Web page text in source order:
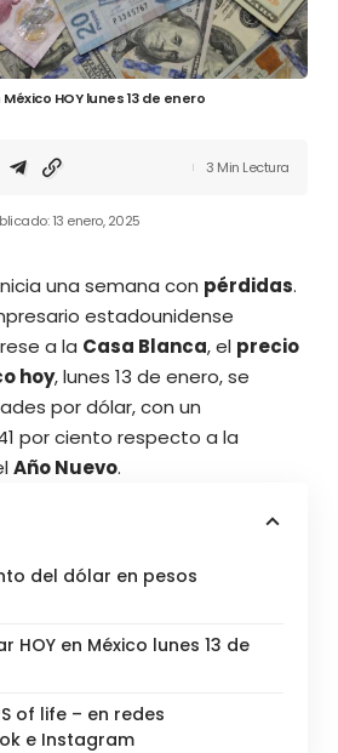
HOY lunes 13 de enero
13 enero, 2025
3 Min Lectura
una semana con pérdidas.
estadounidense
a la Casa Blanca, el precio
hoy, lunes 13 de enero, se
por dólar, con un
por ciento respecto a la
Año Nuevo.
del dólar en pesos
HOY en México lunes 13 de
of life – en redes
e Instagram